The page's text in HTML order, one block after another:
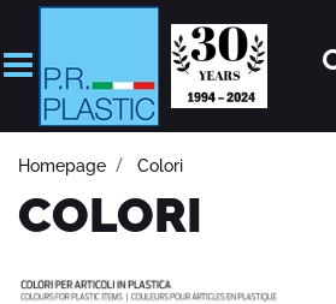
Open
Homepage Colori
COLORI